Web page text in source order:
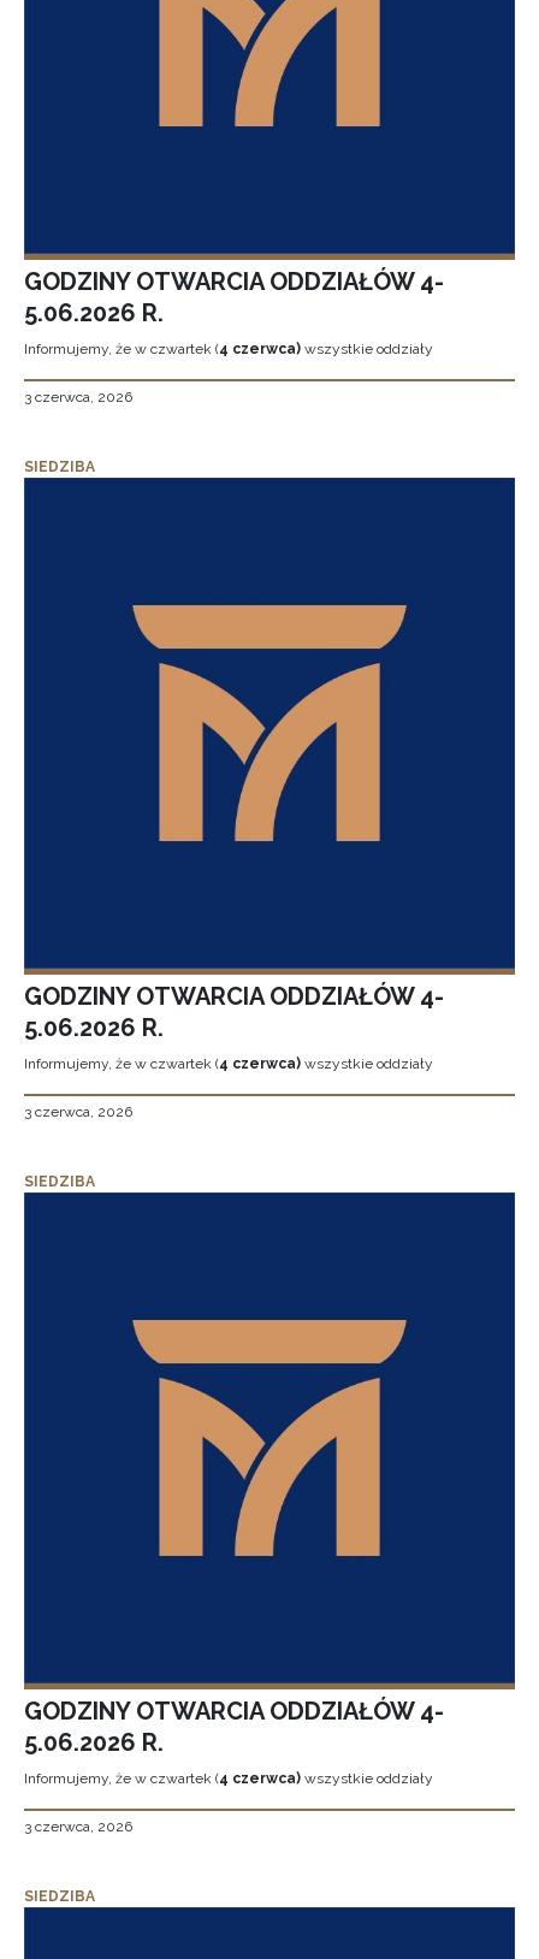
GODZINY OTWARCIA ODDZIAŁÓW 4-
5.06.2026 R.
Informujemy, że w czwartek (4 czerwca) wszystkie oddziały
3 czerwca, 2026
SIEDZIBA
GODZINY OTWARCIA ODDZIAŁÓW 4-
5.06.2026 R.
Informujemy, że w czwartek (4 czerwca) wszystkie oddziały
3 czerwca, 2026
SIEDZIBA
GODZINY OTWARCIA ODDZIAŁÓW 4-
5.06.2026 R.
Informujemy, że w czwartek (4 czerwca) wszystkie oddziały
3 czerwca, 2026
SIEDZIBA